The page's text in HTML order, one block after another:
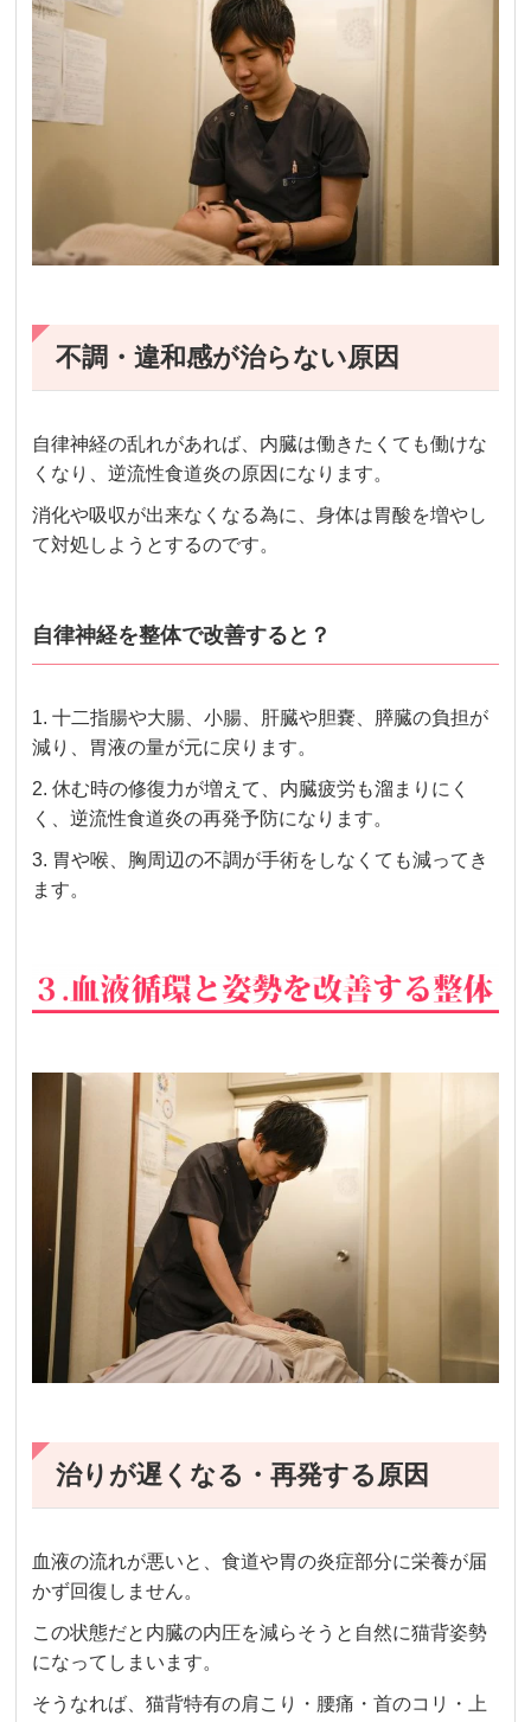
不調・違和感が治らない原因
自律神経の乱れがあれば、内臓は働きたくても働けな
くなり、逆流性食道炎の原因になります。
消化や吸収が出来なくなる為に、身体は胃酸を増やし
て対処しようとするのです。
自律神経を整体で改善すると？
1. 十二指腸や大腸、小腸、肝臓や胆嚢、膵臓の負担が
減り、胃液の量が元に戻ります。
2. 休む時の修復力が増えて、内臓疲労も溜まりにく
く、逆流性食道炎の再発予防になります。
3. 胃や喉、胸周辺の不調が手術をしなくても減ってき
ます。
治りが遅くなる・再発する原因
血液の流れが悪いと、食道や胃の炎症部分に栄養が届
かず回復しません。
この状態だと内臓の内圧を減らそうと自然に猫背姿勢
になってしまいます。
そうなれば、猫背特有の肩こり・腰痛・首のコリ・上